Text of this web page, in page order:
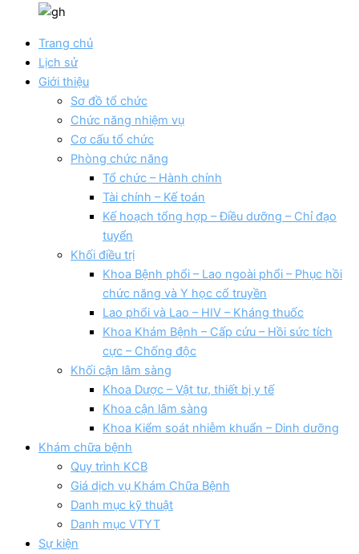
Trang chủ
Lịch sử
Giới thiệu
Sơ đồ tổ chức
Chức năng nhiệm vụ
Cơ cấu tổ chức
Phòng chức năng
Tổ chức – Hành chính
Tài chính – Kế toán
Kế hoạch tổng hợp – Điều dưỡng – Chỉ đạo
tuyển
Khối điều trị
Khoa Bệnh phổi – Lao ngoài phổi – Phục hồi
chức năng và Y học cổ truyền
Lao phổi và Lao – HIV – Kháng thuốc
Khoa Khám Bệnh – Cấp cứu – Hồi sức tích
cực – Chống độc
Khối cận lâm sàng
Khoa Dược – Vật tư, thiết bị y tế
Khoa cận lâm sàng
Khoa Kiểm soát nhiễm khuẩn – Dinh dưỡng
Khám chữa bệnh
Quy trình KCB
Giá dịch vụ Khám Chữa Bệnh
Danh mục kỹ thuật
Danh mục VTYT
Sự kiện